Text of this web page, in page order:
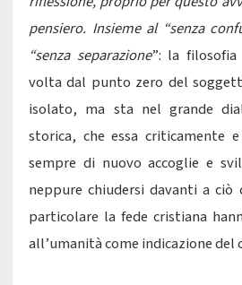
pensiero. Insieme al “senza
“senza separazione”: la filosofia
volta dal punto zero del
isolato, ma sta nel grande
storica, che essa criticamente
sempre di nuovo accoglie e
neppure chiudersi davanti a
particolare la fede cristiana
all’umanità come indicazione del